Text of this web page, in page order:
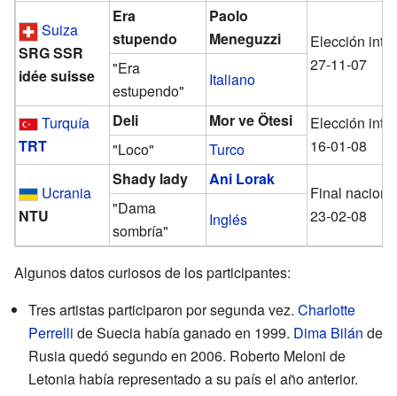
Suiza
SRG SSR
idée suisse
Era
stupendo
Paolo
Meneguzzi
Elección
27-11-07
"Era
estupendo"
Italiano
Turquía
TRT
Deli Mor ve Ötesi
Elección
16-01-08
"Loco" Turco
Ucrania
NTU
Shady lady Ani Lorak
Final
23-02-08
"Dama
sombría"
Inglés
Algunos datos curiosos de los participantes:
Tres artistas participaron por segunda vez. Charlotte
Perrelli de Suecia había ganado en 1999. Dima Bilán de
Rusia quedó segundo en 2006. Roberto Meloni de
Letonia había representado a su país el año anterior.